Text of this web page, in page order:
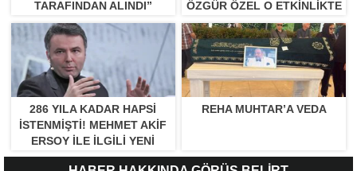
TARAFINDAN ALINDI”
ÖZGÜR ÖZEL O ETKINLIKTE
BIR ARAYA GELDILER
286 YILA KADAR HAPSI
ISTENMIŞTI! MEHMET AKIF
ERSOY ILE ILGILI YENI
GELIŞME
REHA MUHTAR’A VEDA